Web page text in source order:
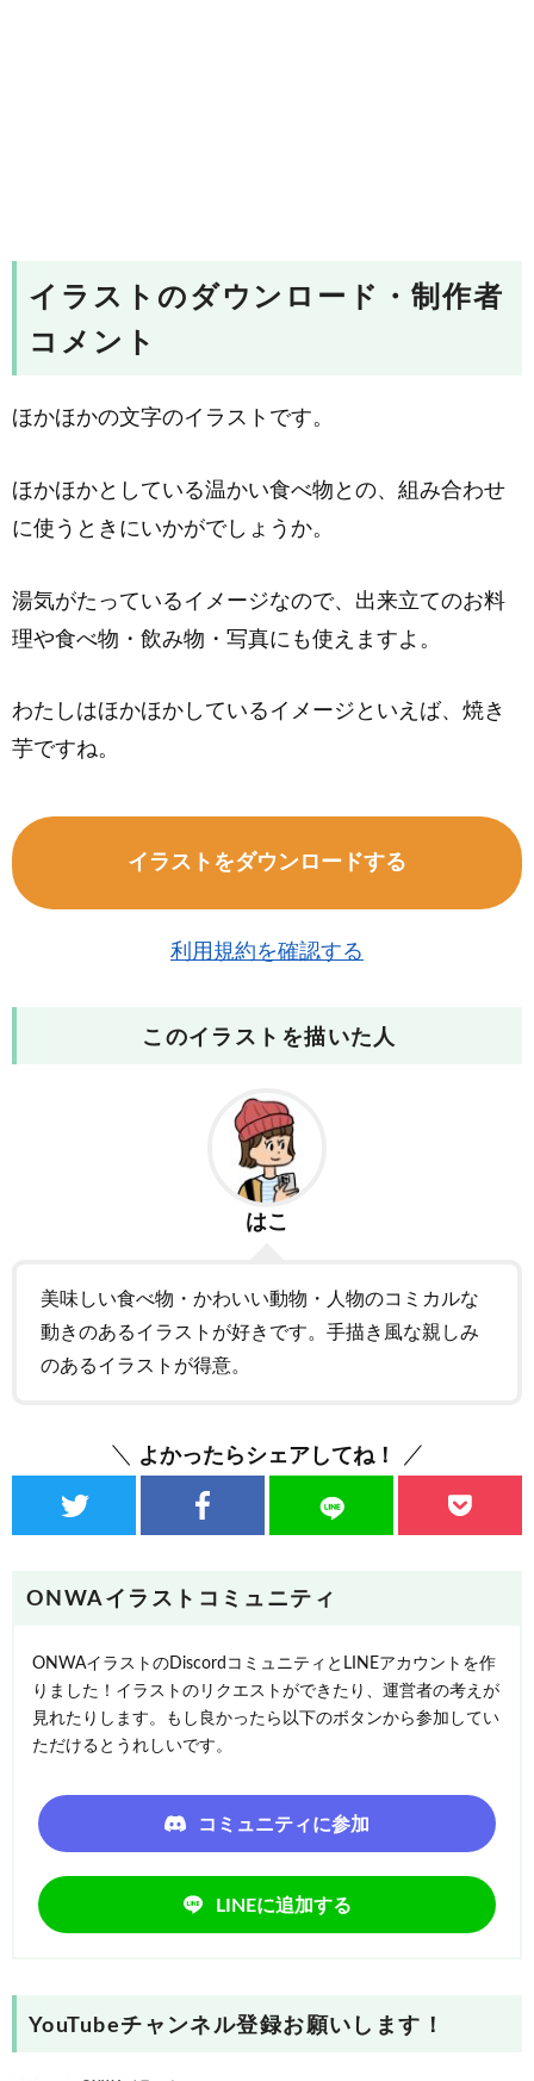
イラストのダウンロード・制作者
コメント
ほかほかの文字のイラストです。
ほかほかとしている温かい食べ物との、組み合わせ
に使うときにいかがでしょうか。
湯気がたっているイメージなので、出来立てのお料
理や食べ物・飲み物・写真にも使えますよ。
わたしはほかほかしているイメージといえば、焼き
芋ですね。
イラストをダウンロードする
利用規約を確認する
このイラストを描いた人
はこ
美味しい食べ物・かわいい動物・人物のコミカルな
動きのあるイラストが好きです。手描き風な親しみ
のあるイラストが得意。
よかったらシェアしてね！
ONWAイラストコミュニティ
ONWAイラストのDiscordコミュニティとLINEアカウントを作
りました！イラストのリクエストができたり、運営者の考えが
見れたりします。もし良かったら以下のボタンから参加してい
ただけるとうれしいです。
コミュニティに参加
LINEに追加する
YouTubeチャンネル登録お願いします！